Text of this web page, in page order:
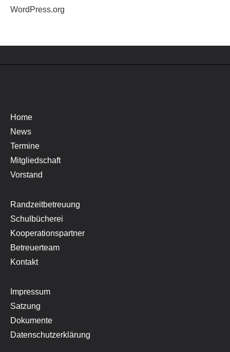
WordPress.org
Home
News
Termine
Mitgliedschaft
Vorstand
Randzeitbetreuung
Schulbücherei
Kooperationspartner
Betreuerteam
Kontakt
Impressum
Satzung
Dokumente
Datenschutzerklärung